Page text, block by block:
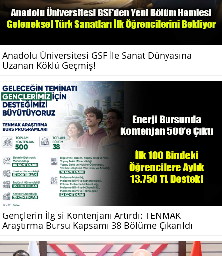
Anadolu Üniversitesi GSF İle Sanat Dünyasına
Uzanan Köklü Geçmiş!
Gençlerin İlgisi Kontenjanı Artırdı: TENMAK
Araştırma Bursu Kapsamı 38 Bölüme Çıkarıldı